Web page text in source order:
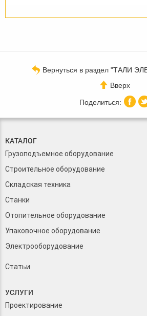
Вернуться в раздел "ТАЛИ
Вверх
КАТАЛОГ
Грузоподъемное оборудование
Строительное оборудование
Складская техника
Станки
Отопительное оборудование
Упаковочное оборудование
Электрооборудование
Статьи
УСЛУГИ
Проектирование